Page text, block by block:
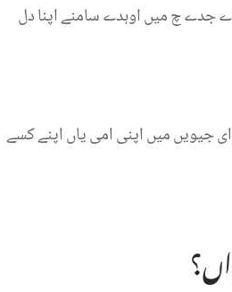
جدےچمیںاوہدےسامنےاپنادل
ایجیویںمیںاپنیامییاںاپنےکسے